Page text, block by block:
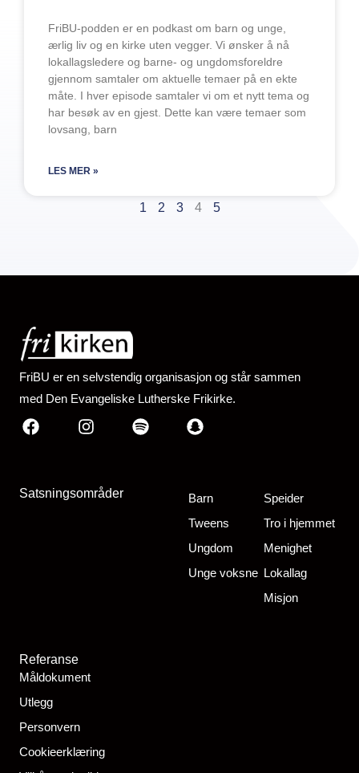
FriBU-podden er en podkast om barn og unge,
ærlig liv og en kirke uten vegger. Vi ønsker å nå
lokallagsledere og barne- og ungdomsforeldre
gjennom samtaler om aktuelle temaer på en ekte
måte. I hver episode samtaler vi om et nytt tema og
har besøk av en gjest. Dette kan være temaer som
lovsang, barn
LES MER »
1 2 3 4 5
FriBU er en selvstendig organisasjon og står sammen
med Den Evangeliske Lutherske Frikirke.
FacebookInstagramSpotifySnapchat
Satsningsområder
Barn
Tweens
Ungdom
Unge voksne
Speider
Tro i hjemmet
Menighet
Lokallag
Misjon
Referanse
Måldokument
Utlegg
Personvern
Cookieerklæring